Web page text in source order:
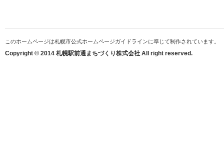
このホームページは札幌市公式ホームページガイドラインに準じて制作されています。
Copyright © 2014 札幌駅前通まちづくり株式会社 All right reserved.